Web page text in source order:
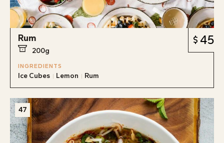
Rum
200g
45
INGREDIENTS
Ice Cubes Lemon Rum
47